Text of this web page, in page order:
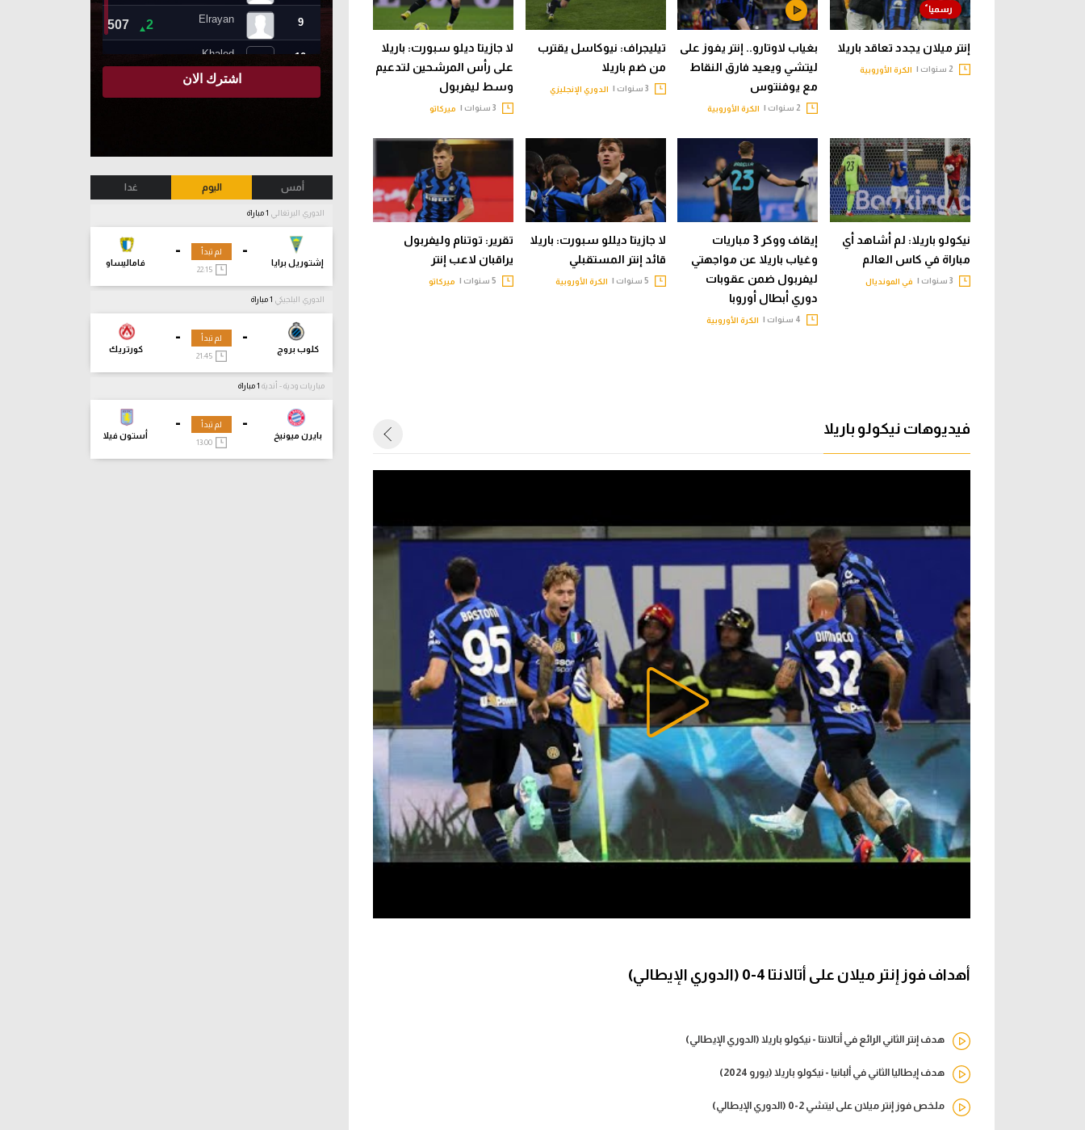
إنتر ميلان يجدد تعاقد باريلا
الكرة الأوروبية
بغياب لاوتارو.. إنتر يفوز على
ليتشي ويعيد فارق النقاط
مع يوفنتوس
الكرة الأوروبية
تيليجراف: نيوكاسل يقترب
من ضم باريلا
الدوري الإنجليزي
لا جازيتا ديلو سبورت: باريلا
على رأس المرشحين لتدعيم
وسط ليفربول
ميركاتو
نيكولو باريلا: لم أشاهد أي
مباراة في كاس العالم
في المونديال
إيقاف ووكر 3 مباريات
وغياب باريلا عن مواجهتي
ليفربول ضمن عقوبات
دوري أبطال أوروبا
الكرة الأوروبية
لا جازيتا ديللو سبورت: باريلا
قائد إنتر المستقبلي
الكرة الأوروبية
تقرير: توتنام وليفربول
يراقبان لاعب إنتر
ميركاتو
فيديوهات نيكولو باريلا
أهداف فوز إنتر ميلان على أتالانتا 4-0 (الدوري الإيطالي)
هدف إنتر الثاني الرائع في أتالانتا - نيكولو باريلا (الدوري الإيطالي)
هدف إيطاليا الثاني في ألبانيا - نيكولو باريلا (يورو 2024)
ملخص فوز إنتر ميلان على ليتشي 2-0 (الدوري الإيطالي)
أمس اليوم غدا
الدوري البرتغالي
-
إشتوريل برايا
-
فاماليساو
لم تبدأ
22:15
الدوري البلجيكي
-
كلوب بروج
-
كورتريك
لم تبدأ
مباريات ودية - أندية
-
بايرن ميونيخ
-
أستون فيلا
لم تبدأ